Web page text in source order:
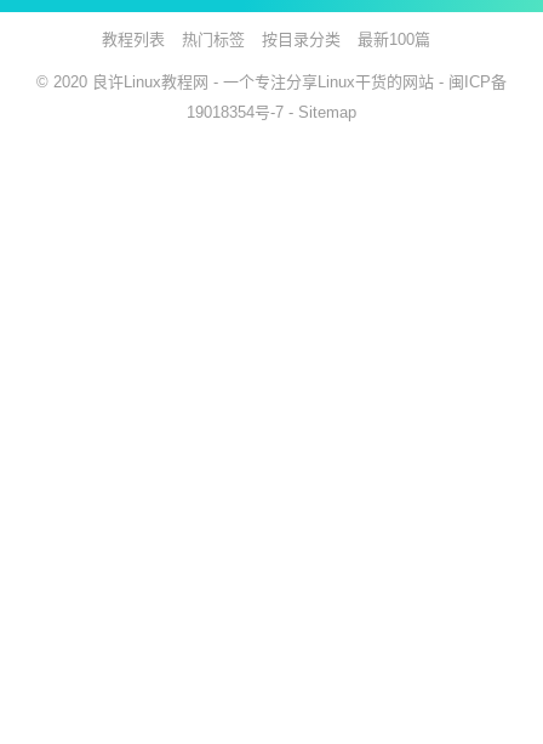
教程列表 热门标签 按目录分类 最新100篇
© 2020 良许Linux教程网 - 一个专注分享Linux干货的网站 - 闽ICP备
19018354号-7 - Sitemap